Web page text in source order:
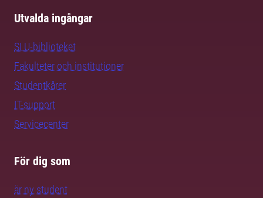
Utvalda ingångar
SLU-biblioteket
Fakulteter och institutioner
Studentkårer
IT-support
Servicecenter
För dig som
är ny student